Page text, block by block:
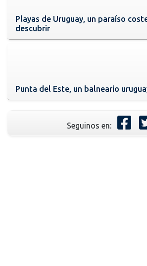
Playas de Uruguay, un paraíso
descubrir
Punta del Este, un balneario
Seguinos en: